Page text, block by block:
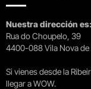
Nuestra dirección es:
Rua do Choupelo, 39
4400-088 Vila Nova de
Si vienes desde la
llegar a WOW.